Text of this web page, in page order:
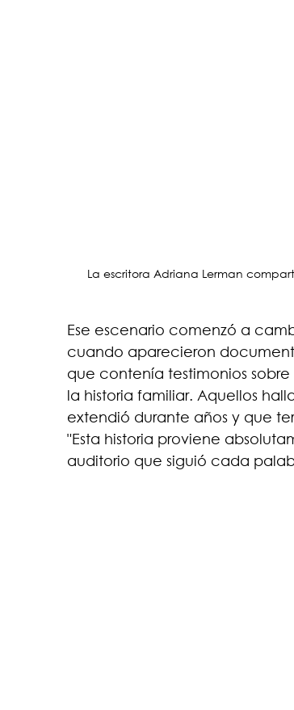
La escritora Adriana Lerman
Ese escenario comenzó a
cuando aparecieron
que contenía testimonios
la historia familiar. Aquellos
extendió durante años y que
"Esta historia proviene
auditorio que siguió cada